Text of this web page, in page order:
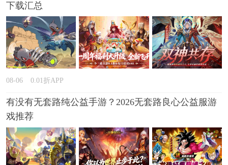
下载汇总
08-06 0.01折APP
有没有无套路纯公益手游？2026无套路良心公益服游
戏推荐